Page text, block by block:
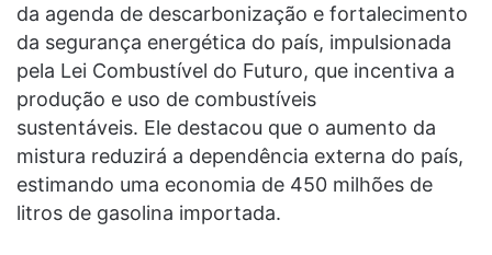
da agenda de descarbonização e fortalecimento
da segurança energética do país, impulsionada
pela Lei Combustível do Futuro, que incentiva a
produção e uso de combustíveis
sustentáveis. Ele destacou que o aumento da
mistura reduzirá a dependência externa do país,
estimando uma economia de 450 milhões de
litros de gasolina importada.